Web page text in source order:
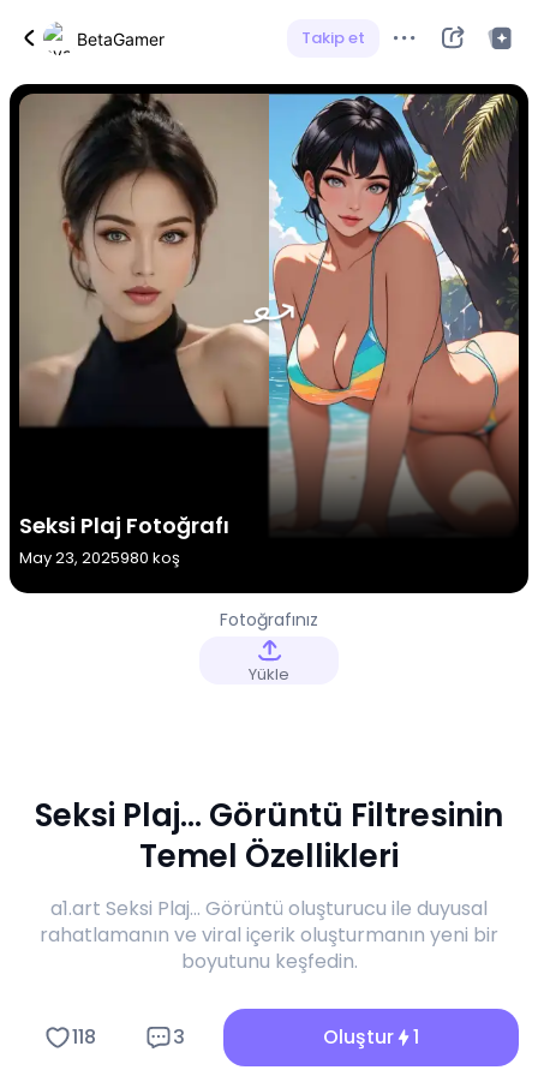
BetaGamer Takip et
Seksi Plaj Fotoğrafı
May 23, 2025980 koş
Fotoğrafınız
Yükle
Seksi Plaj... Görüntü Filtresinin
Temel Özellikleri
a1.art Seksi Plaj... Görüntü oluşturucu ile duyusal
rahatlamanın ve viral içerik oluşturmanın yeni bir
boyutunu keşfedin.
118 3 Oluştur 1